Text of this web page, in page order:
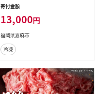
寄付金額
13,000円
福岡県嘉麻市
冷凍